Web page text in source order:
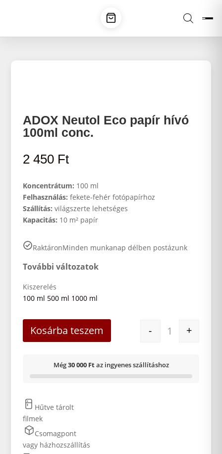
ADOX Neutol Eco papír hívó
100ml conc.
2 450 Ft
Koncentrátum: 100 ml
Felhasználás: fekete-fehér fotópapírhoz
Szállítás: világszerte lehetséges
Kapacitás: 10 m² papír
RaktáronMinden munkanap délben postázunk
További változatok
Kiszerelés
100 ml 500 ml 1000 ml
- +
Kosárba teszem
Még30 000 Ftaz ingyenes szállításhoz
Hűtve tárolt
filmek
Csomagpont
vagy házhozszállítás